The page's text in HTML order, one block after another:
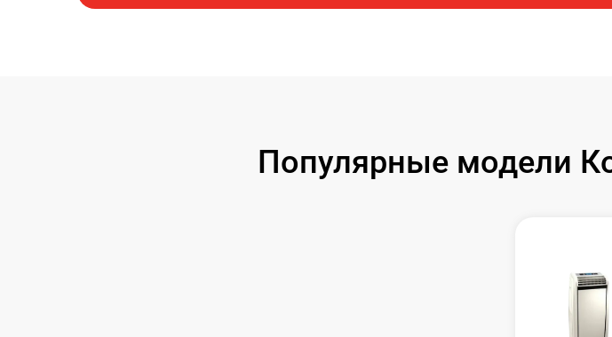
Популярные модели